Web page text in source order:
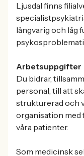
Ljusdal finns
långvarig och låg
Arbetsuppgifter
Du bidrar,
personal, till att
strukturerad och
organisation med
våra patienter.
Som medicinsk